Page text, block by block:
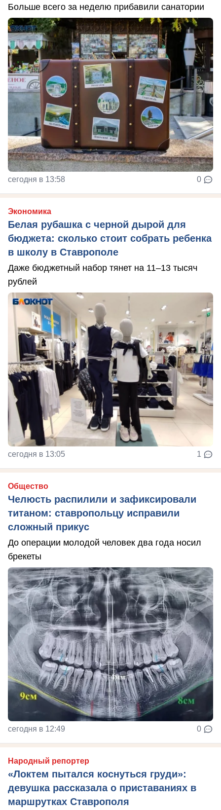
Больше всего за неделю прибавили санатории
сегодня в 13:58 0
Экономика
Белая рубашка с черной дырой для
бюджета: сколько стоит собрать ребенка
в школу в Ставрополе
Даже бюджетный набор тянет на 11–13 тысяч
рублей
сегодня в 13:05 1
Общество
Челюсть распилили и зафиксировали
титаном: ставропольцу исправили
сложный прикус
До операции молодой человек два года носил
брекеты
сегодня в 12:49 0
Народный репортер
«Локтем пытался коснуться груди»:
девушка рассказала о приставаниях в
маршрутках Ставрополя